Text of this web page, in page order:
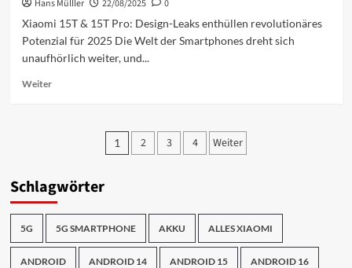
Maus
2:
leise
&
Hans Mülller 22/08/2025
0
Xiaomi 15T & 15T Pro: Design-Leaks enthüllen revolutionäres
Potenzial für 2025 Die Welt der Smartphones dreht sich
unaufhörlich weiter, und...
WeiterMehr
Pro:
Design-
Leaks
&
Specs
für
Seitennummerierung
1 2 3 4 Weiter
Schlagwörter
5G 5G SMARTPHONE AKKU ALLES XIAOMI
ANDROID ANDROID 14 ANDROID 15 ANDROID 16